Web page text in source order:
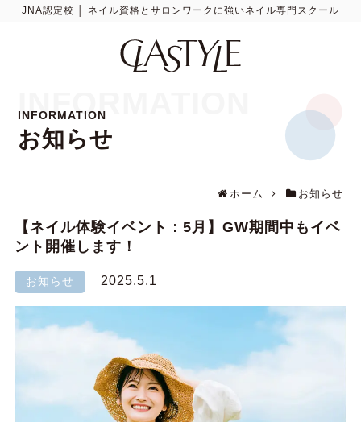
JNA認定校 │ ネイル資格とサロンワークに強いネイル専門スクール
INFORMATION
お知らせ
INFORMATION
ホーム お知らせ
【ネイル体験イベント：5月】GW期間中もイベ
ント開催します！
お知らせ 2025.5.1